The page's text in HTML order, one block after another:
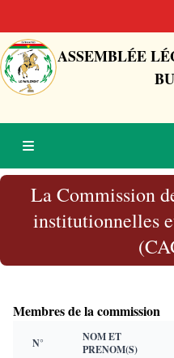
ASSEMBLÉE
La Commission
institutionnelles
Membres de la commission
N°
NOM ET
PRENOM(S)